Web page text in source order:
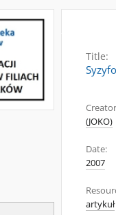
Title:
(JOKO)
Date:
2007
artykuł